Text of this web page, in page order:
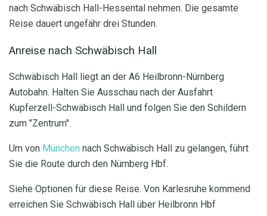
nach Schwäbisch Hall-Hessental nehmen. Die gesamte
Reise dauert ungefähr drei Stunden.
Anreise nach Schwäbisch Hall
Schwäbisch Hall liegt an der A6 Heilbronn-Nürnberg
Autobahn. Halten Sie Ausschau nach der Ausfahrt
Kupferzell-Schwäbisch Hall und folgen Sie den Schildern
zum "Zentrum".
Um von München nach Schwäbisch Hall zu gelangen, führt
Sie die Route durch den Nürnberg Hbf.
Siehe Optionen für diese Reise. Von Karlesruhe kommend
erreichen Sie Schwäbisch Hall über Heilbronn Hbf